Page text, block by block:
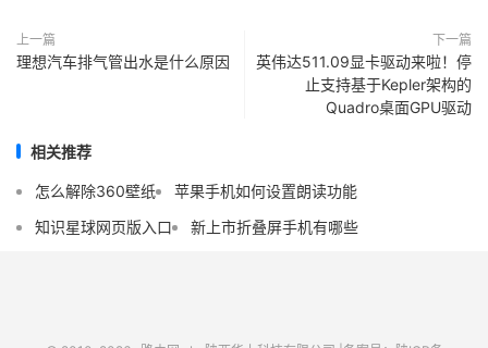
上一篇
理想汽车排气管出水是什么原因
下一篇
英伟达511.09显卡驱动来啦！停
止支持基于Kepler架构的
Quadro桌⾯GPU驱动
相关推荐
怎么解除360壁纸
苹果手机如何设置朗读功能
知识星球网页版入口
新上市折叠屏手机有哪些